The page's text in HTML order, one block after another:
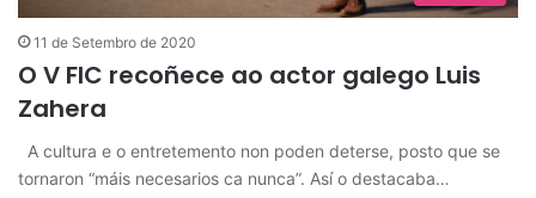
11 de Setembro de 2020
O V FIC recoñece ao actor galego Luis
Zahera
A cultura e o entretemento non poden deterse, posto que se
tornaron “máis necesarios ca nunca”. Así o destacaba…